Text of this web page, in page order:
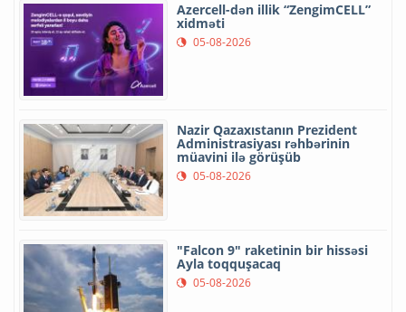
Azercell-dən illik “ZengimCELL”
xidməti
05-08-2026
Nazir Qazaxıstanın Prezident
Administrasiyası rəhbərinin
müavini ilə görüşüb
05-08-2026
"Falcon 9" raketinin bir hissəsi
Ayla toqquşacaq
05-08-2026